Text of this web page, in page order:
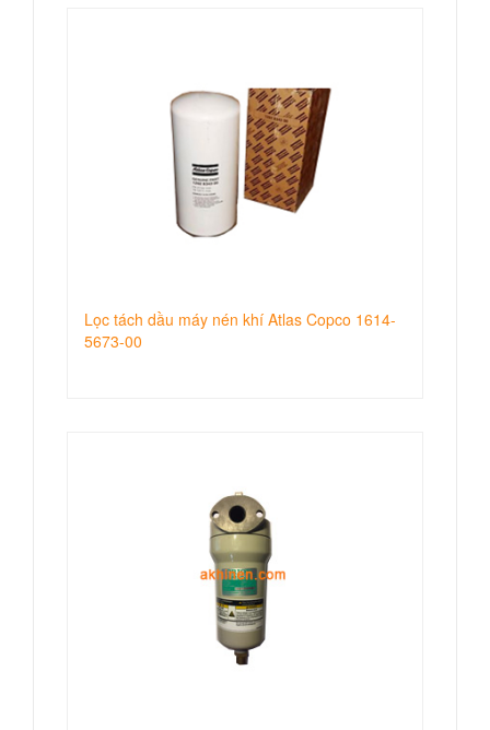
Lọc tách dầu máy nén khí Atlas Copco 1614-
5673-00